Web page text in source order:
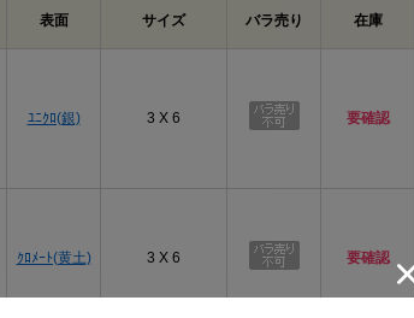
表面 サイズ バラ売り 在庫
ﾕﾆｸﾛ(銀) 3 X 6 要確認
ｸﾛﾒｰﾄ(黄土) 3 X 6 要確認